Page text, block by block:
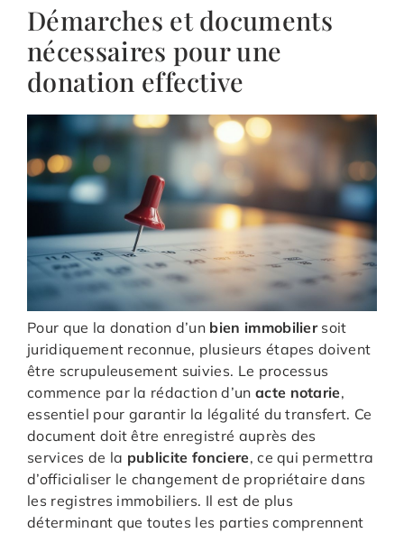
Démarches et documents
nécessaires pour une
donation effective
Pour que la donation d’un bien immobiliersoit
juridiquement reconnue, plusieurs étapes doivent
être scrupuleusement suivies. Le processus
commence par la rédaction d’un acte notarie,
essentiel pour garantir la légalité du transfert. Ce
document doit être enregistré auprès des
services de la publicite fonciere, ce qui permettra
d’officialiser le changement de propriétaire dans
les registres immobiliers. Il est de plus
déterminant que toutes les parties comprennent